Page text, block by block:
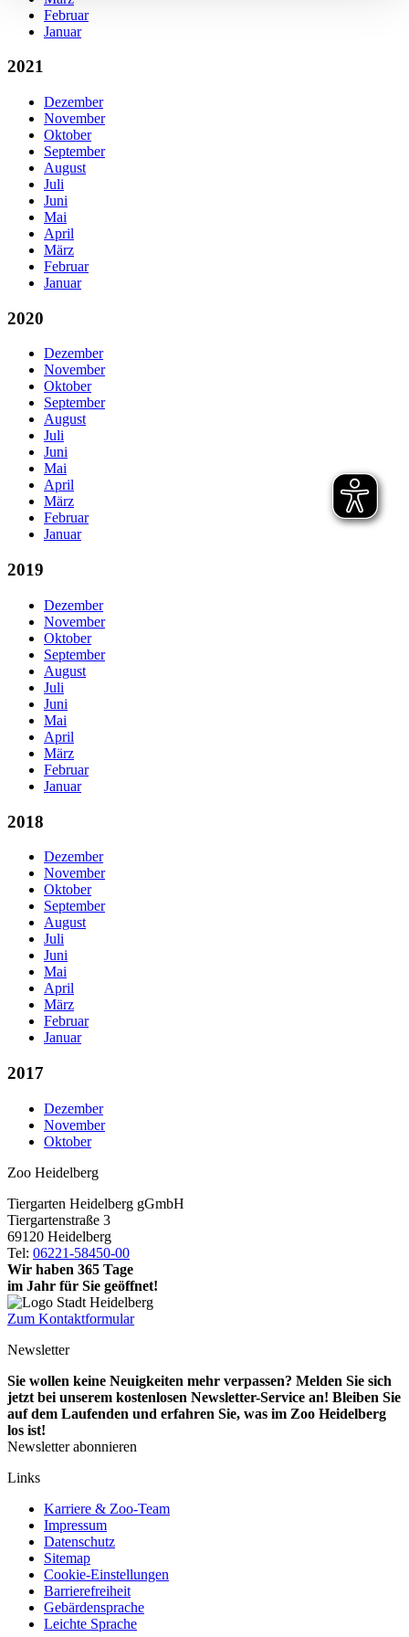
Februar
Januar
2021
Dezember
November
Oktober
September
August
Juli
Juni
Mai
April
März
Februar
Januar
2020
Dezember
November
Oktober
September
August
Juli
Juni
Mai
April
März
Februar
Januar
2019
Dezember
November
Oktober
September
August
Juli
Juni
Mai
April
März
Februar
Januar
2018
Dezember
November
Oktober
September
August
Juli
Juni
Mai
April
März
Februar
Januar
2017
Dezember
November
Oktober
Zoo Heidelberg
Tiergarten Heidelberg gGmbH
Tiergartenstraße 3
69120 Heidelberg
Tel: 06221-58450-00
Wir haben 365 Tage
im Jahr für Sie geöffnet!
Zum Kontaktformular
Newsletter
Sie wollen keine Neuigkeiten mehr verpassen? Melden Sie sich
jetzt bei unserem kostenlosen Newsletter-Service an! Bleiben Sie
auf dem Laufenden und erfahren Sie, was im Zoo Heidelberg
los ist!
Newsletter abonnieren
Links
Karriere & Zoo-Team
Impressum
Datenschutz
Sitemap
Cookie-Einstellungen
Barrierefreiheit
Gebärdensprache
Leichte Sprache